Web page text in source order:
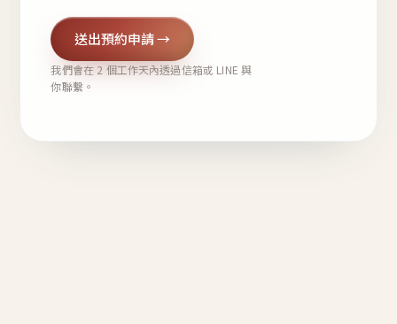
送出預約申請 →
我們會在 2 個工作天內透過信箱或 LINE 與
你聯繫。